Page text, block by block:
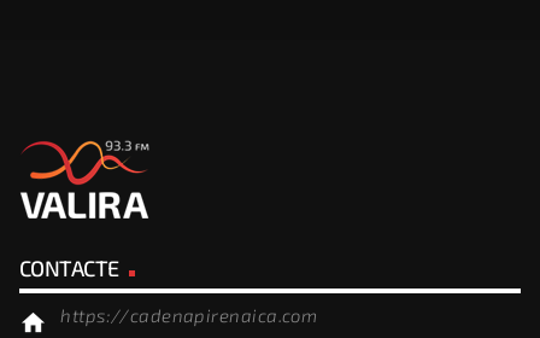
CONTACTE
home https://cadenapirenaica.com